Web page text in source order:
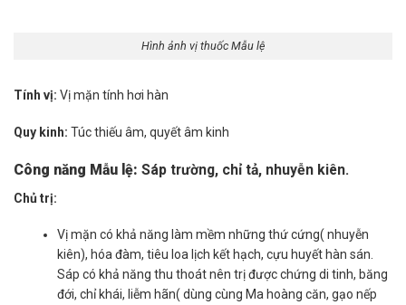
Hình ảnh vị thuốc Mẫu lệ
Tính vị: Vị mặn tính hơi hàn
Quy kinh: Túc thiếu âm, quyết âm kinh
Công năng Mẫu lệ: Sáp trường, chỉ tả, nhuyễn kiên.
Chủ trị:
Vị mặn có khả năng làm mềm những thứ cứng( nhuyễn
kiên), hóa đàm, tiêu loa lịch kết hạch, cựu huyết hàn sán.
Sáp có khả năng thu thoát nên trị được chứng di tinh, băng
đới, chỉ khái, liễm hãn( dùng cùng Ma hoàng căn, gạo nếp